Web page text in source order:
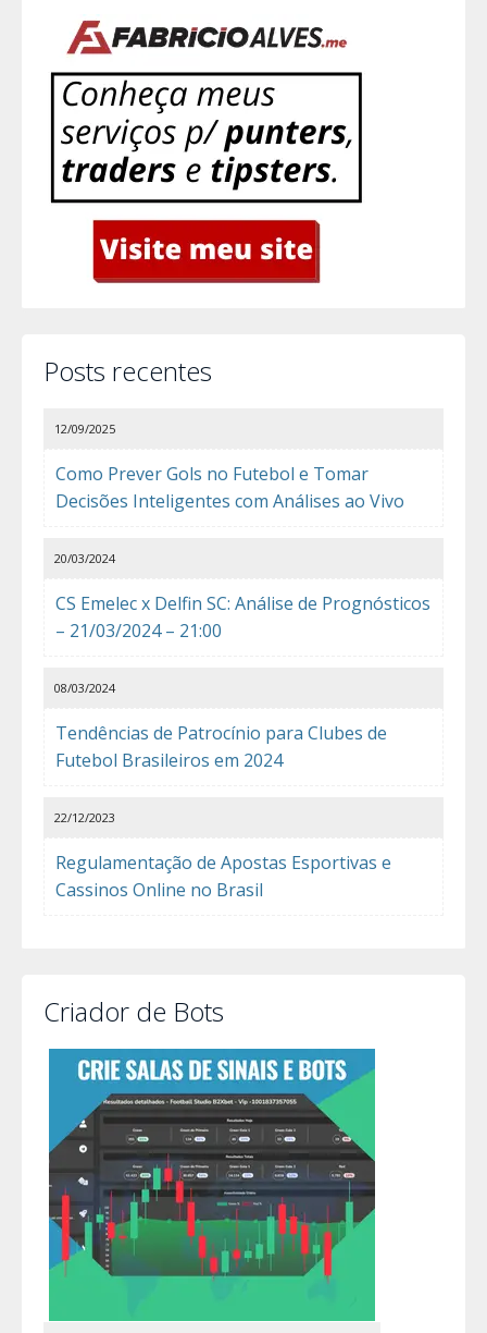
Posts recentes
Como Prever Gols no Futebol e Tomar
Decisões Inteligentes com Análises ao Vivo
12/09/2025
CS Emelec x Delfin SC: Análise de Prognósticos
– 21/03/2024 – 21:00
20/03/2024
Tendências de Patrocínio para Clubes de
Futebol Brasileiros em 2024
08/03/2024
Regulamentação de Apostas Esportivas e
Cassinos Online no Brasil
22/12/2023
Criador de Bots